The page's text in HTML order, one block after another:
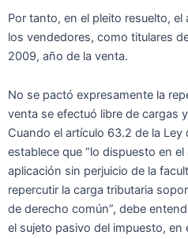
Por tanto, en el pleito resuelto,
los vendedores, como titulares
2009, año de la venta.
No se pactó expresamente la
venta se efectuó libre de cargas
Cuando el artículo 63.2 de la Ley
establece que “lo dispuesto en
aplicación sin perjuicio de la
repercutir la carga tributaria
de derecho común”, debe
el sujeto pasivo del impuesto, en